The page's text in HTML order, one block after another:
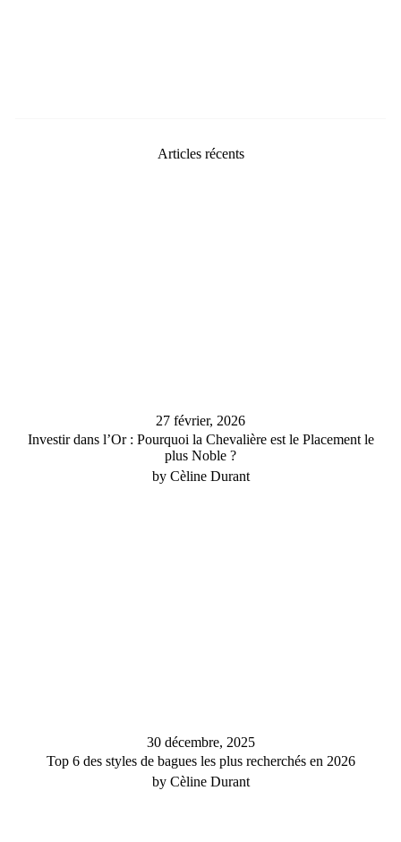
Articles récents
27 février, 2026
Investir dans l’Or : Pourquoi la Chevalière est le Placement le
plus Noble ?
by Cèline Durant
30 décembre, 2025
Top 6 des styles de bagues les plus recherchés en 2026
by Cèline Durant